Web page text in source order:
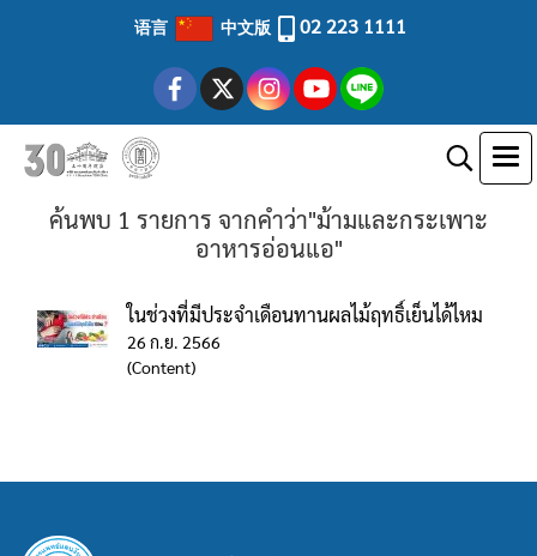
语言 中文版 02 223 1111
ค้นพบ 1 รายการ จากคำว่า"ม้ามและกระเพาะ
อาหารอ่อนแอ"
ในช่วงที่มีประจำเดือนทานผลไม้ฤทธิ์เย็นได้ไหม
26 ก.ย. 2566
(Content)